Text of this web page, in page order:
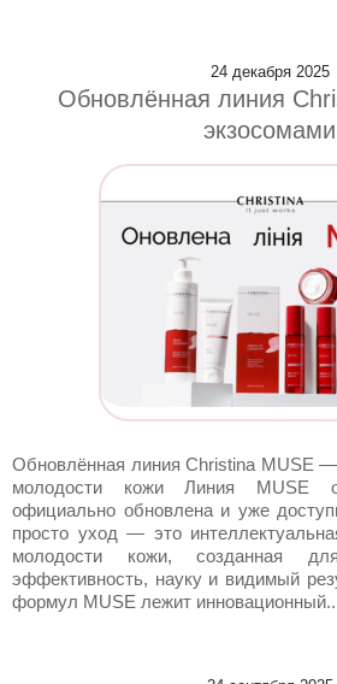
24 декабря 2025
Обновлённая линия
экзосомами
Обновлённая линия Christina MUSE —
молодости кожи Линия MUSE
официально обновлена и уже
просто уход — это
молодости кожи, созданная
эффективность, науку и видимый
формул MUSE лежит